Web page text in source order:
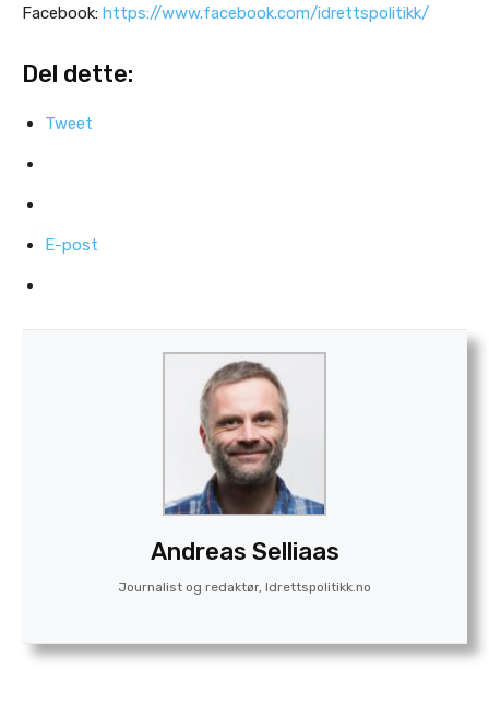
Facebook: https://www.facebook.com/idrettspolitikk/
Del dette:
Tweet
E-post
Andreas Selliaas
Journalist og redaktør, Idrettspolitikk.no